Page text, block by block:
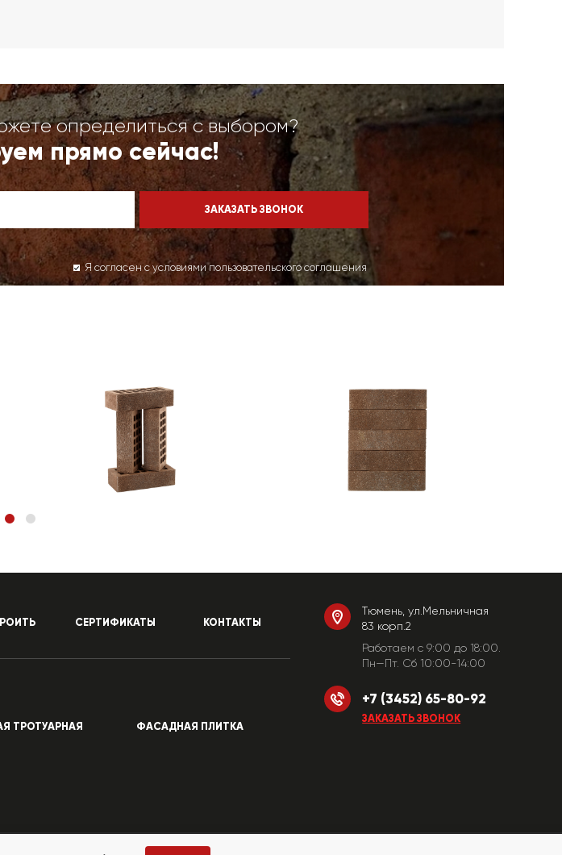
определиться с выбором?
прямо сейчас!
Я согласен с условиями пользовательского соглашения
СЕРТИФИКАТЫ КОНТАКТЫ
ТРОТУАРНАЯ
ФАСАДНАЯ ПЛИТКА
Тюмень, ул.Мельничная
83 корп.2
Работаем c 9:00 до 18:00.
Пн—Пт. Сб 10:00-14:00
+7 (3452) 65-80-92
ЗАКАЗАТЬ ЗВОНОК